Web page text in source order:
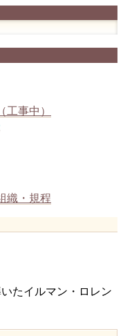
事中）
織・規程
たイルマン・ロレン